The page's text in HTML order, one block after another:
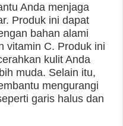
Anda menjaga
Produk ini dapat
bahan alami
vitamin C. Produk ini
kulit Anda
muda. Selain itu,
mengurangi
garis halus dan